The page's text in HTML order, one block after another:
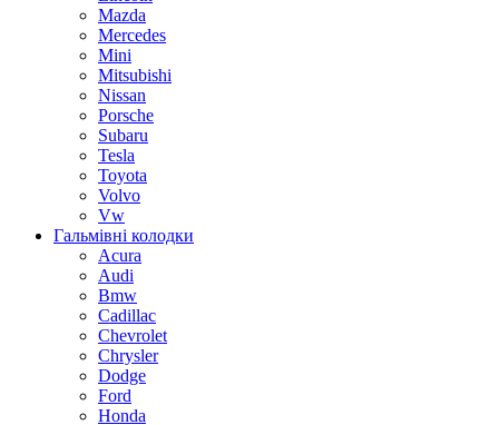
Mazda
Mercedes
Mini
Mitsubishi
Nissan
Porsche
Subaru
Tesla
Toyota
Volvo
Vw
Гальмівні колодки
Acura
Audi
Bmw
Cadillac
Chevrolet
Chrysler
Dodge
Ford
Honda